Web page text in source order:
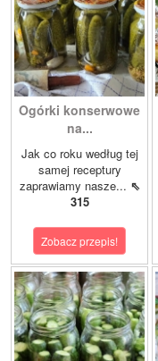
Ogórki konserwowe
na...
Jak co roku według tej
samej receptury
zaprawiamy nasze... ⇖
315
Zobacz przepis!